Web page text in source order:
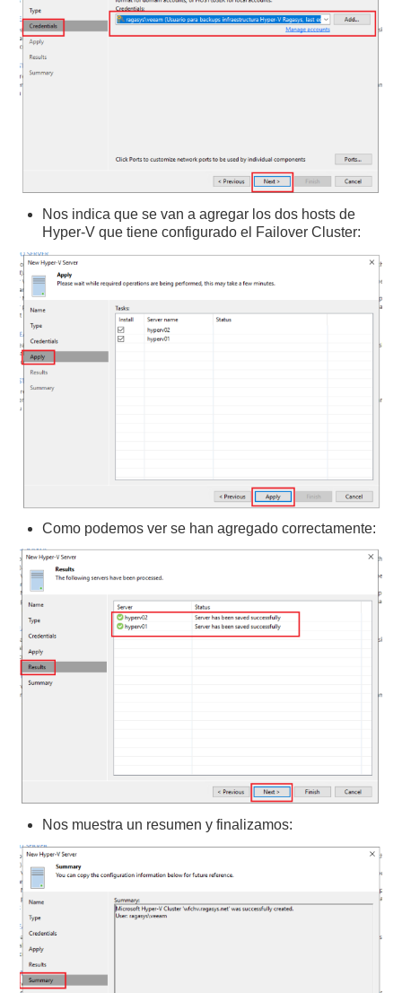
Nos indica que se van a agregar los dos hosts de
Hyper-V que tiene configurado el Failover Cluster:
Como podemos ver se han agregado correctamente:
Nos muestra un resumen y finalizamos: